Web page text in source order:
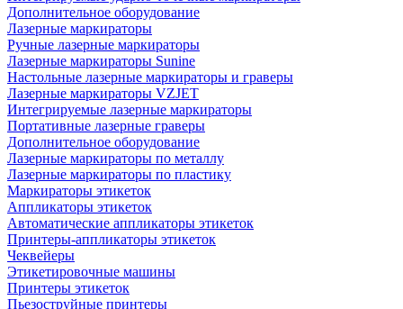
Дополнительное оборудование
Лазерные маркираторы
Ручные лазерные маркираторы
Лазерные маркираторы Sunine
Настольные лазерные маркираторы и граверы
Лазерные маркираторы VZJET
Интегрируемые лазерные маркираторы
Портативные лазерные граверы
Дополнительное оборудование
Лазерные маркираторы по металлу
Лазерные маркираторы по пластику
Маркираторы этикеток
Аппликаторы этикеток
Автоматические аппликаторы этикеток
Принтеры-аппликаторы этикеток
Чеквейеры
Этикетировочные машины
Принтеры этикеток
Пьезоструйные принтеры